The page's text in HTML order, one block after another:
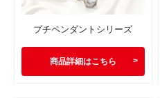
プチペンダントシリーズ
商品詳細はこちら